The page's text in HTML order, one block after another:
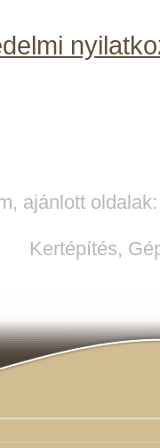
ajánlott
Kertépítés,